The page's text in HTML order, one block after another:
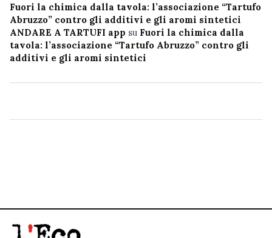
Fuori la chimica dalla tavola: l’associazione “Tartufo
Abruzzo” contro gli additivi e gli aromi sintetici
ANDARE A TARTUFI app su Fuori la chimica dalla
tavola: l’associazione “Tartufo Abruzzo” contro gli
additivi e gli aromi sintetici